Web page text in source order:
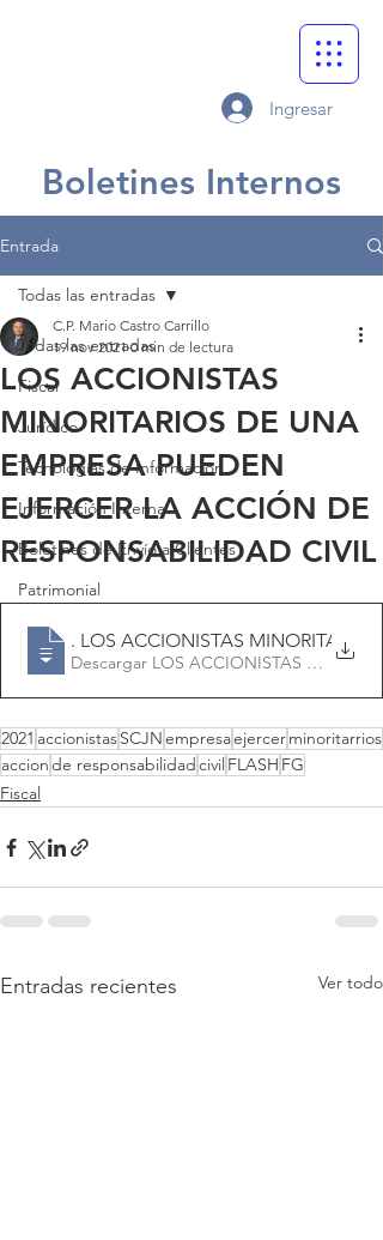
Ingresar
Boletines Internos
Entrada
Todas las entradas
Fiscal
Jurídico
Tecnologías de Información
Información Interna
Boletines de Envío a Clientes
Patrimonial
Todas las entradas
LOS ACCIONISTAS
MINORITARIOS DE UNA
EMPRESA PUEDEN
EJERCER LA ACCIÓN DE
RESPONSABILIDAD CIVIL
C.P. Mario Castro Carrillo
19 nov 2021 0 min de lectura
FLASH FG -SCJN
. LOS ACCIONISTAS
Descargar LOS ACCIONISTAS
2021 accionistasSCJNempresaejercerminoritarrios
accionde responsabilidadcivil FLASH FG
Fiscal
Entradas recientes Ver todo